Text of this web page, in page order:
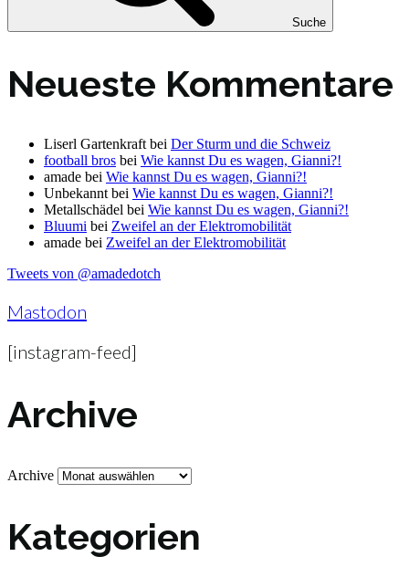
Suche
Neueste Kommentare
Liserl Gartenkraft bei Der Sturm und die Schweiz
football bros bei Wie kannst Du es wagen, Gianni?!
amade bei Wie kannst Du es wagen, Gianni?!
Unbekannt bei Wie kannst Du es wagen, Gianni?!
Metallschädel bei Wie kannst Du es wagen, Gianni?!
Bluumi bei Zweifel an der Elektromobilität
amade bei Zweifel an der Elektromobilität
Tweets von @amadedotch
Mastodon
[instagram-feed]
Archive
Archive
Kategorien